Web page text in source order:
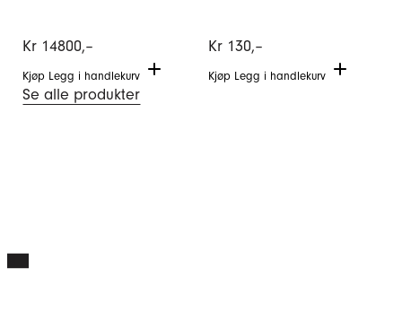
Kr 14800,–
Kjøp Legg i handlekurv
Kr 130,–
Kjøp Legg i handlekurv
Se alle produkter